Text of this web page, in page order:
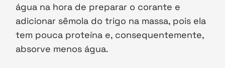
água na hora de preparar o corante e
adicionar sêmola do trigo na massa, pois ela
tem pouca proteína e, consequentemente,
absorve menos água.